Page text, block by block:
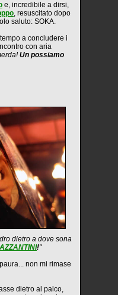
e, incredibile a dirsi,
, resuscitato dopo
saluto: SOKA.
a concludere i
con aria
Un possiamo
dietro a dove sona
!"
non mi rimase
dietro al palco,